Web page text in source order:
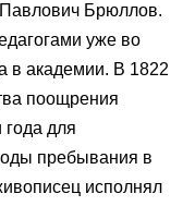
Павлович Брюллов.
уже во
в академии. В 1822
поощрения
года для
пребывания в
исполнял